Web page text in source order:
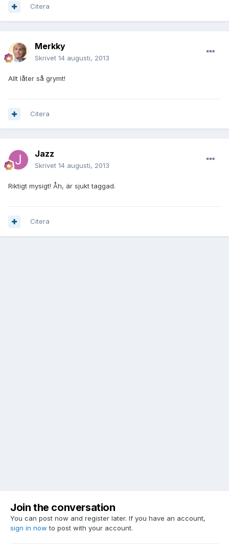
Citera
Merkky
Skrivet 14 augusti, 2013
Allt låter så grymt!
Citera
Jazz
Skrivet 14 augusti, 2013
Riktigt mysigt! Åh, är sjukt taggad.
Citera
Join the conversation
You can post now and register later. If you have an account,
sign in now to post with your account.